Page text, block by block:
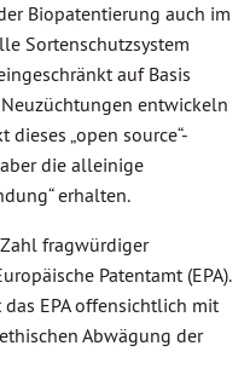
Biopatentierung auch im
Sortenschutzsystem
auf Basis
entwickeln
dieses „open source“-
die alleinige
erhalten.
fragwürdiger
Patentamt (EPA).
EPA offensichtlich mit
Abwägung der